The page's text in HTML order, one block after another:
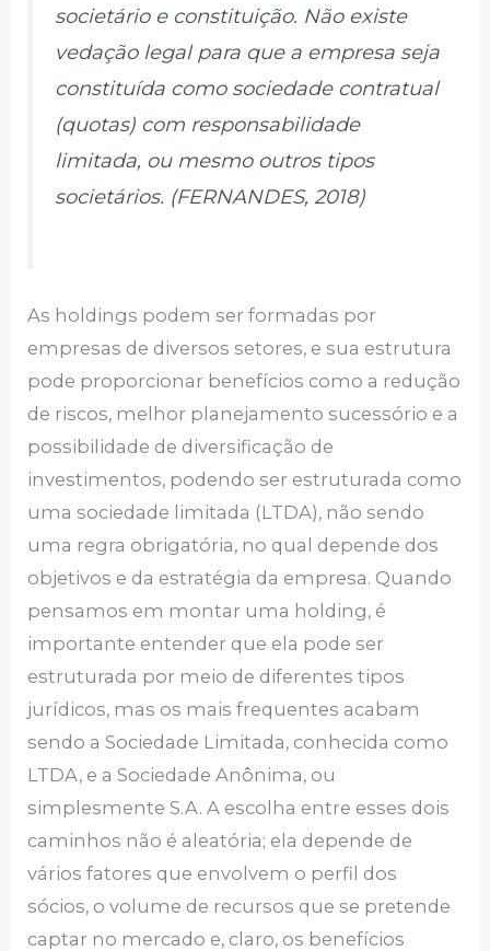
societário e constituição. Não existe
vedação legal para que a empresa seja
constituída como sociedade contratual
(quotas) com responsabilidade
limitada, ou mesmo outros tipos
societários. (FERNANDES, 2018)
As holdings podem ser formadas por
empresas de diversos setores, e sua estrutura
pode proporcionar benefícios como a redução
de riscos, melhor planejamento sucessório e a
possibilidade de diversificação de
investimentos, podendo ser estruturada como
uma sociedade limitada (LTDA), não sendo
uma regra obrigatória, no qual depende dos
objetivos e da estratégia da empresa. Quando
pensamos em montar uma holding, é
importante entender que ela pode ser
estruturada por meio de diferentes tipos
jurídicos, mas os mais frequentes acabam
sendo a Sociedade Limitada, conhecida como
LTDA, e a Sociedade Anônima, ou
simplesmente S.A. A escolha entre esses dois
caminhos não é aleatória; ela depende de
vários fatores que envolvem o perfil dos
sócios, o volume de recursos que se pretende
captar no mercado e, claro, os benefícios